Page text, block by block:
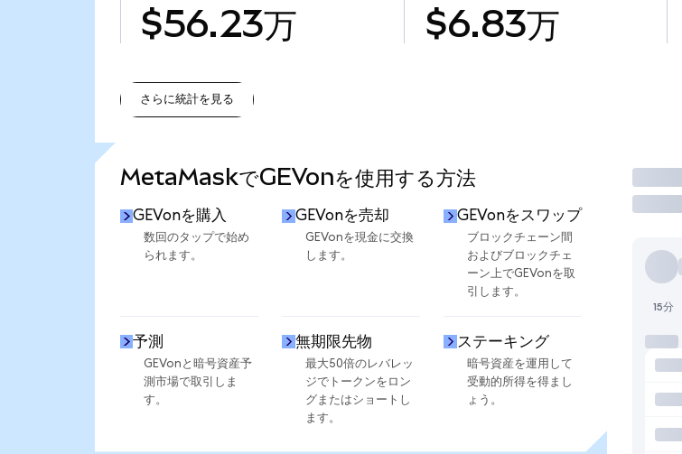
$56.23万 $6.83万
さらに統計を見る
MetaMaskでGEVonを使用する方法
GEVonを購入
数回のタップで始め
られます。
GEVonを売却
GEVonを現金に交換
します。
GEVonをスワップ
ブロックチェーン間
およびブロックチェ
ーン上でGEVonを取
引します。
予測
GEVonと暗号資産予
測市場で取引しま
す。
無期限先物
最大50倍のレバレッ
ジでトークンをロン
グまたはショートし
ます。
ステーキング
暗号資産を運用して
受動的所得を得まし
ょう。
取引
15分